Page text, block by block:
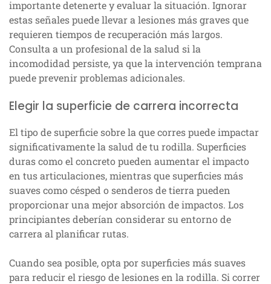
importante detenerte y evaluar la situación. Ignorar
estas señales puede llevar a lesiones más graves que
requieren tiempos de recuperación más largos.
Consulta a un profesional de la salud si la
incomodidad persiste, ya que la intervención temprana
puede prevenir problemas adicionales.
Elegir la superficie de carrera incorrecta
El tipo de superficie sobre la que corres puede impactar
significativamente la salud de tu rodilla. Superficies
duras como el concreto pueden aumentar el impacto
en tus articulaciones, mientras que superficies más
suaves como césped o senderos de tierra pueden
proporcionar una mejor absorción de impactos. Los
principiantes deberían considerar su entorno de
carrera al planificar rutas.
Cuando sea posible, opta por superficies más suaves
para reducir el riesgo de lesiones en la rodilla. Si correr